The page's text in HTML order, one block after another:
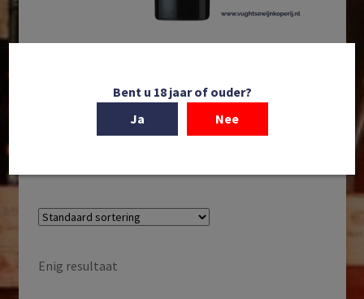
Montes | Alpha M | Apalta | DO Valle de Colchagua |
Valle Central | Chili | 2021
Enig resultaat
Bent u 18 jaar of ouder?
Ja
Nee